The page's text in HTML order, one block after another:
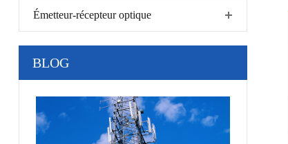
Émetteur-récepteur optique
BLOG